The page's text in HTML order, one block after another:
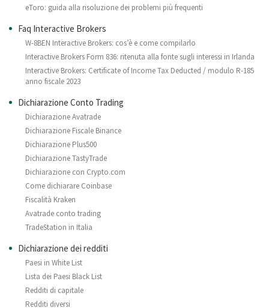
eToro: guida alla risoluzione dei problemi più frequenti
Faq Interactive Brokers
W-8BEN Interactive Brokers: cos’è e come compilarlo
Interactive Brokers Form 836: ritenuta alla fonte sugli interessi in Irlanda
Interactive Brokers: Certificate of Income Tax Deducted / modulo R-185
anno fiscale 2023
Dichiarazione Conto Trading
Dichiarazione Avatrade
Dichiarazione Fiscale Binance
Dichiarazione Plus500
Dichiarazione TastyTrade
Dichiarazione con Crypto.com
Come dichiarare Coinbase
Fiscalità Kraken
Avatrade conto trading
TradeStation in Italia
Dichiarazione dei redditi
Paesi in White List
Lista dei Paesi Black List
Redditi di capitale
Redditi diversi